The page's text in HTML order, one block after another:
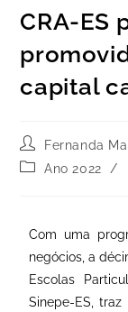
CRA-ES
capital
Fernanda
Ano 2022
/
Com uma
negócios, a
Escolas
Sinepe-ES,